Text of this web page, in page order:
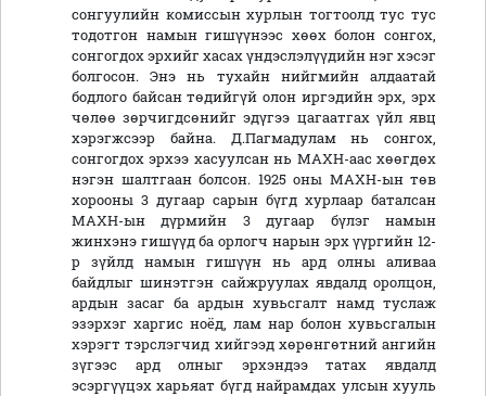
сонгуулийн комиссын хурлын тогтоолд тус тус
тодотгон намын гишүүнээс хөөх болон сонгох,
сонгогдох эрхийг хасах үндэслэлүүдийн нэг хэсэг
болгосон. Энэ нь тухайн нийгмийн алдаатай
бодлого байсан төдийгүй олон иргэдийн эрх, эрх
чөлөө зөрчигдсөнийг эдүгээ цагаатгах үйл явц
хэрэгжсээр байна. Д.Пагмадулам нь сонгох,
сонгогдох эрхээ хасуулсан нь МАХН-аас хөөгдөх
нэгэн шалтгаан болсон. 1925 оны МАХН-ын төв
хорооны 3 дугаар сарын бүгд хурлаар баталсан
МАХН-ын дүрмийн 3 дугаар бүлэг намын
жинхэнэ гишүүд ба орлогч нарын эрх үүргийн 12-
р зүйлд намын гишүүн нь ард олны аливаа
байдлыг шинэтгэн сайжруулах явдалд оролцон,
ардын засаг ба ардын хувьсгалт намд туслаж
эзэрхэг харгис ноёд, лам нар болон хувьсгалын
хэрэгт тэрслэгчид хийгээд хөрөнгөтний ангийн
зүгээс ард олныг эрхэндээ татах явдалд
эсэргүүцэх харьяат бүгд найрамдах улсын хууль